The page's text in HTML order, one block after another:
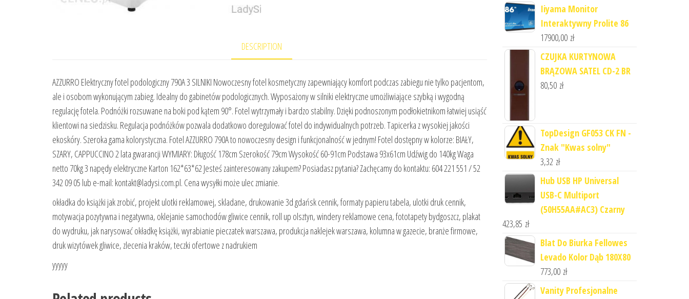
DESCRIPTION
AZZURRO Elektryczny fotel podologiczny 790A 3 SILNIKI Nowoczesny fotel kosmetyczny zapewniający komfort podczas zabiegu nie tylko pacjentom,
ale i osobom wykonującym zabieg. Idealny do gabinetów podologicznych. Wyposażony w silniki elektryczne umożliwiające szybką i wygodną
regulację fotela. Podnóżki rozsuwane na boki pod kątem 90°. Fotel wytrzymały i bardzo stabilny. Dzięki podnoszonym podłokietnikom łatwiej usiąść
klientowi na siedzisku. Regulacja podnóżków pozwala dodatkowo doregulować fotel do indywidualnych potrzeb. Tapicerka z wysokiej jakości
ekoskóry. Szeroka gama kolorystyczna. Fotel AZZURRO 790A to nowoczesny design i funkcjonalność w jednym! Fotel dostępny w kolorze: BIAŁY,
SZARY, CAPPUCCINO 2 lata gwarancji WYMIARY: Długość 178cm Szerokość 79cm Wysokość 60-91cm Podstawa 93x61cm Udźwig do 140kg Waga
netto 70kg 3 napędy elektryczne Karton 162*63*62 Jesteś zainteresowany zakupem? Posiadasz pytania? Zachęcamy do kontaktu: 604 221 551 / 52
342 09 05 lub e-mail: kontakt@ladysi.com.pl. Cena wysyłki może ulec zmianie.
okładka do książki jak zrobić, projekt ulotki reklamowej, skladane, drukowanie 3d gdańsk cennik, formaty papieru tabela, ulotki druk cennik,
motywacja pozytywna i negatywna, oklejanie samochodów gliwice cennik, roll up olsztyn, windery reklamowe cena, fototapety bydgoszcz, plakat
do wydruku, jak narysować okładkę książki, wyrabianie pieczatek warszawa, produkcja naklejek warszawa, kolumna w gazecie, branże firmowe,
druk wizytówek gliwice, zlecenia kraków, teczki ofertowe z nadrukiem
yyyyy
Iiyama Monitor
Interaktywny Prolite 86
17900,00 zł
CZUJKA KURTYNOWA
BRĄZOWA SATEL CD-2 BR
80,50 zł
TopDesign GF053 CK FN -
Znak "Kwas solny"
3,32 zł
Hub USB HP Universal
USB-C Multiport
(50H55AA#AC3) Czarny
423,85 zł
Blat Do Biurka Fellowes
Levado Kolor Dąb 180X80
773,00 zł
Vanity Profesjonalne